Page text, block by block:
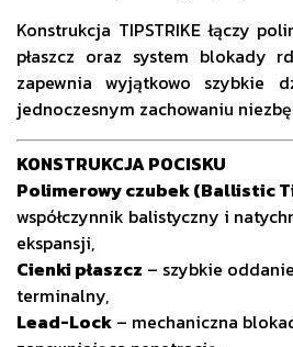
Konstrukcja TIPSTRIKE łączy
płaszcz oraz system blokady
zapewnia wyjątkowo szybkie
jednoczesnym zachowaniu
KONSTRUKCJA POCISKU
Polimerowy czubek (Ballistic
współczynnik balistyczny i
ekspansji,
Cienki płaszcz – szybkie
terminalny,
Lead-Lock – mechaniczna